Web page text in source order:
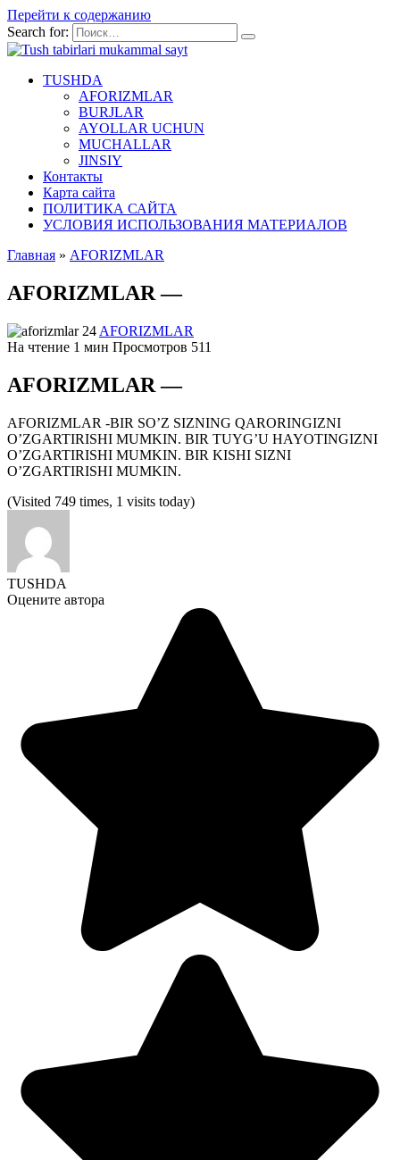
Перейти к содержанию
Search for:
TUSHDA
AFORIZMLAR
BURJLAR
AYOLLAR UCHUN
MUCHALLAR
JINSIY
Контакты
Карта сайта
ПОЛИТИКА САЙТА
УСЛОВИЯ ИСПОЛЬЗОВАНИЯ МАТЕРИАЛОВ
Главная » AFORIZMLAR
AFORIZMLAR —
AFORIZMLAR
На чтение 1 мин Просмотров 511
AFORIZMLAR —
AFORIZMLAR -BIR SO’Z SIZNING QARORINGIZNI
O’ZGARTIRISHI MUMKIN. BIR TUYG’U HAYOTINGIZNI
O’ZGARTIRISHI MUMKIN. BIR KISHI SIZNI
O’ZGARTIRISHI MUMKIN.
(Visited 749 times, 1 visits today)
TUSHDA
Оцените автора